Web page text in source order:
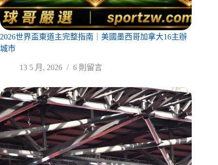
2026世界盃東道主完整指南｜美國墨西哥加拿大16主辦
城市
13 5 月, 2026 6 則留言